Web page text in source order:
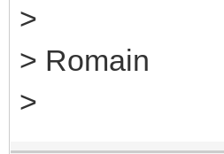
>
> Romain
>